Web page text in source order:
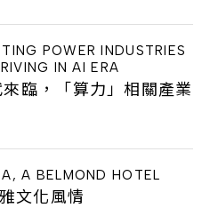
POWER INDUSTRIES
IN AI ERA
臨，「算力」相關產業
A BELMOND HOTEL
文化風情